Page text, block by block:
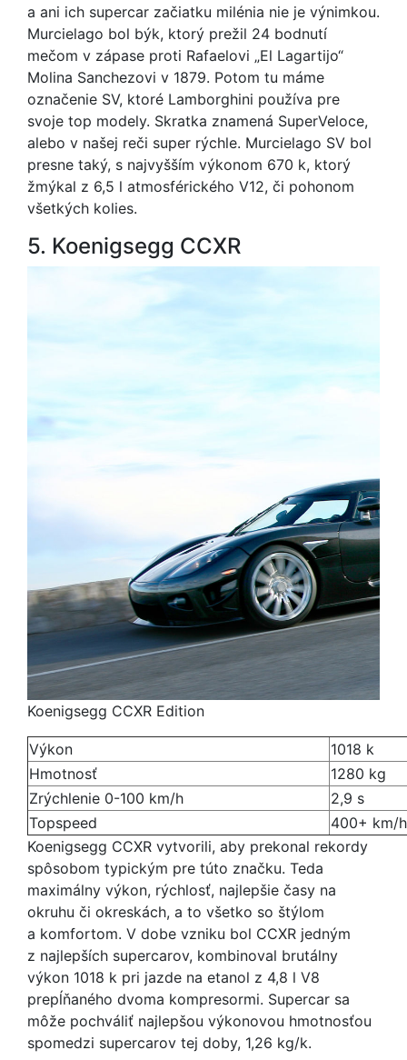
a ani ich supercar začiatku milénia nie je výnimkou.
Murcielago bol býk, ktorý prežil 24 bodnutí
mečom v zápase proti Rafaelovi „El Lagartijo“
Molina Sanchezovi v 1879. Potom tu máme
označenie SV, ktoré Lamborghini používa pre
svoje top modely. Skratka znamená SuperVeloce,
alebo v našej reči super rýchle. Murcielago SV bol
presne taký, s najvyšším výkonom 670 k, ktorý
žmýkal z 6,5 l atmosférického V12, či pohonom
všetkých kolies.
5. Koenigsegg CCXR
Koenigsegg CCXR Edition
Výkon
1018 k
Hmotnosť
1280 kg
Zrýchlenie 0-100 km/h
2,9 s
Topspeed
400+ km/h
Koenigsegg CCXR vytvorili, aby prekonal rekordy
spôsobom typickým pre túto značku. Teda
maximálny výkon, rýchlosť, najlepšie časy na
okruhu či okreskách, a to všetko so štýlom
a komfortom. V dobe vzniku bol CCXR jedným
z najlepších supercarov, kombinoval brutálny
výkon 1018 k pri jazde na etanol z 4,8 l V8
prepĺňaného dvoma kompresormi. Supercar sa
môže pochváliť najlepšou výkonovou hmotnosťou
spomedzi supercarov tej doby, 1,26 kg/k.